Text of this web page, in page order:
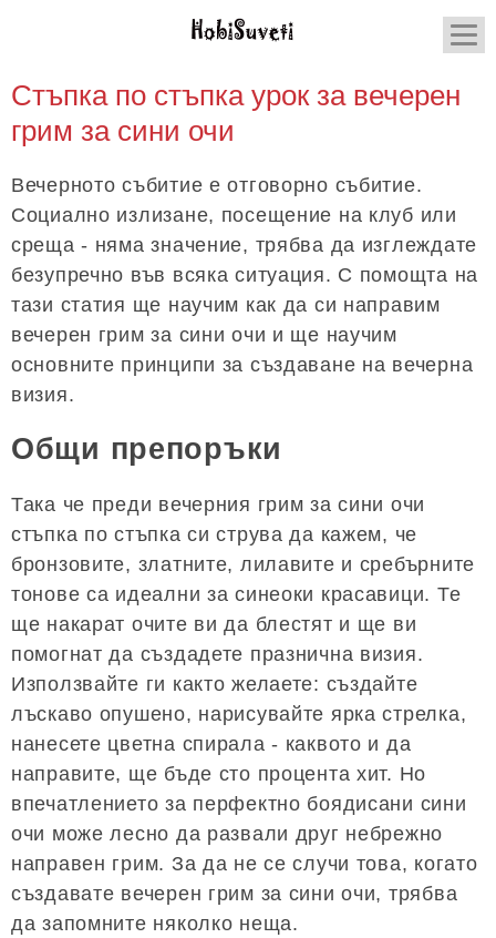
Стъпка по стъпка урок за вечерен
грим за сини очи
Вечерното събитие е отговорно събитие.
Социално излизане, посещение на клуб или
среща - няма значение, трябва да изглеждате
безупречно във всяка ситуация. С помощта на
тази статия ще научим как да си направим
вечерен грим за сини очи и ще научим
основните принципи за създаване на вечерна
визия.
Общи препоръки
Така че преди вечерния грим за сини очи
стъпка по стъпка си струва да кажем, че
бронзовите, златните, лилавите и сребърните
тонове са идеални за синеоки красавици. Те
ще накарат очите ви да блестят и ще ви
помогнат да създадете празнична визия.
Използвайте ги както желаете: създайте
лъскаво опушено, нарисувайте ярка стрелка,
нанесете цветна спирала - каквото и да
направите, ще бъде сто процента хит. Но
впечатлението за перфектно боядисани сини
очи може лесно да развали друг небрежно
направен грим. За да не се случи това, когато
създавате вечерен грим за сини очи, трябва
да запомните няколко неща.